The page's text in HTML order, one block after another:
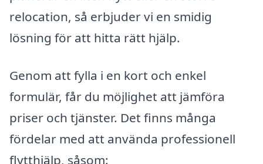
relocation, så erbjuder vi en smidig
lösning för att hitta rätt hjälp.
Genom att fylla i en kort och enkel
formulär, får du möjlighet att jämföra
priser och tjänster. Det finns många
fördelar med att använda professionell
flytthjälp, såsom: